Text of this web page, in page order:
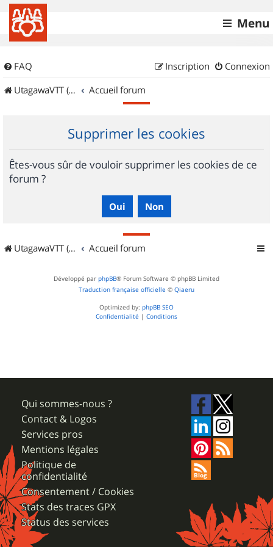
Menu
FAQ Connexion
Inscription
UtagawaVTT (Randos VTT et VTTAE avec traces GPS)
Accueil forum
Supprimer les cookies
Êtes-vous sûr de vouloir supprimer les cookies de ce
forum ?
UtagawaVTT (Randos VTT et VTTAE avec traces GPS) Accueil forum
Développé par phpBB® Forum Software © phpBB Limited
Traduction française officielle © Qiaeru
Optimized by: phpBB SEO
Confidentialité | Conditions
Qui sommes-nous ?
Contact & Logos
Services pros
Mentions légales
Politique de
confidentialité
Consentement / Cookies
Stats des traces GPX
Status des services